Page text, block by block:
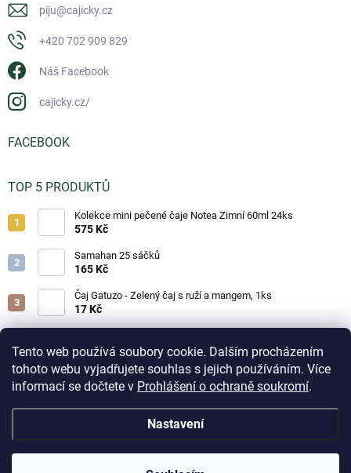
Tento web používá soubory cookie. Dalším procházením
tohoto webu vyjadřujete souhlas s jejich používáním. Více
informací se dočtete v Prohlášení o ochraně soukromí.
Nastavení
do 3 pracovních dnů. Doručení do odběrných boxů volte
kapacity boxů. Při zaplnění odběrného místa může být
přepravcem zásilka přesměrována na nejbližší volné
piju@cajicky.cz
+420 702 909 829
Náš Facebook
cajicky.cz/
FACEBOOK
TOP 5 PRODUKTŮ
Kolekce mini pečené čaje Notea Zimní 60ml 24ks
575 Kč
Samahan 25 sáčků
165 Kč
Čaj Gatuzo - Zelený čaj s ruží a mangem, 1ks
17 Kč
17 Kč
Horká čokoláda - Classic 25g
19 Kč
Copyright 2026Čajíčky.cz - lahodné čaje a horké nápoje. Všechna práva
Upravit nastavení cookies